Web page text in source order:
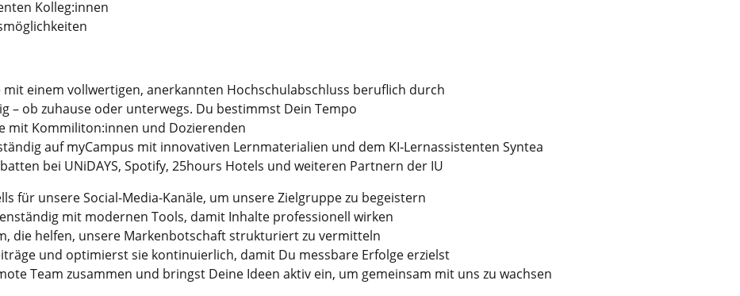
Kolleg:innen
mit einem vollwertigen, anerkannten Hochschulabschluss beruflich durch
– ob zuhause oder unterwegs. Du bestimmst Dein Tempo
mit Kommiliton:innen und Dozierenden
auf myCampus mit innovativen Lernmaterialien und dem KI‑Lernassistenten Syntea
bei UNiDAYS, Spotify, 25hours Hotels und weiteren Partnern der IU
für unsere Social-Media-Kanäle, um unsere Zielgruppe zu begeistern
mit modernen Tools, damit Inhalte professionell wirken
die helfen, unsere Markenbotschaft strukturiert zu vermitteln
und optimierst sie kontinuierlich, damit Du messbare Erfolge erzielst
Team zusammen und bringst Deine Ideen aktiv ein, um gemeinsam mit uns zu wachsen